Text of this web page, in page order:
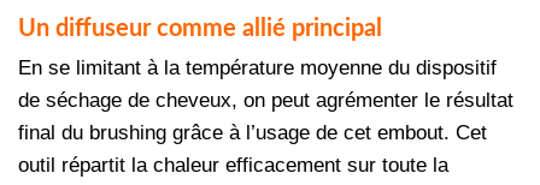
Un diffuseur comme allié principal
En se limitant à la température moyenne du dispositif
de séchage de cheveux, on peut agrémenter le résultat
final du brushing grâce à l’usage de cet embout. Cet
outil répartit la chaleur efficacement sur toute la